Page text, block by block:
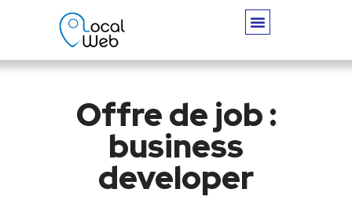
Offre de job :
business
developer